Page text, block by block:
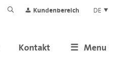
Kundenbereich DE
Menu
Kontakt